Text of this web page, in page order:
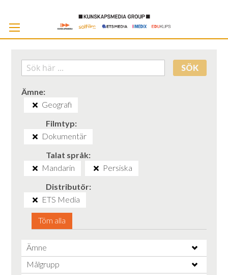
SÖK
Ämne
Geografi
Filmtyp
Dokumentär
Talat språk
Mandarin
Persiska
Distributör
ETS Media
Töm alla
Ämne
Målgrupp